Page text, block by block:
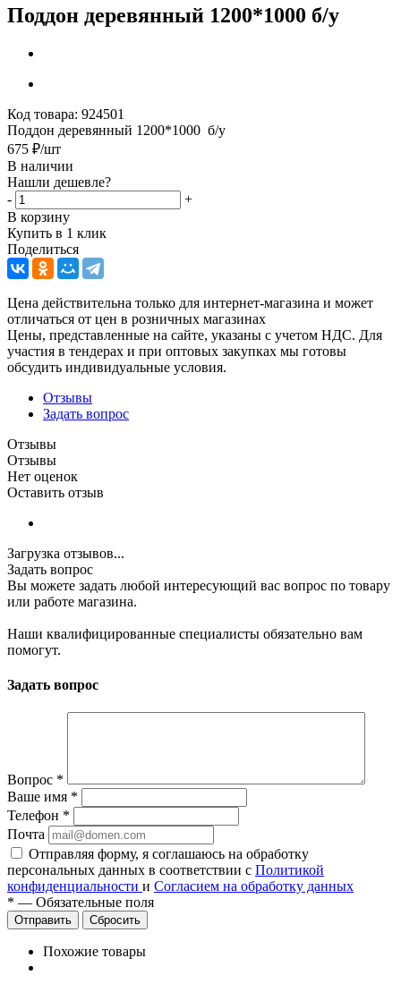
Поддон деревянный 1200*1000 б/у
Код товара: 924501
Поддон деревянный 1200*1000 б/у
675 ₽/шт
В наличии
Нашли дешевле?
-
+
В корзину
Купить в 1 клик
Поделиться
Цена действительна только для интернет-магазина и может
отличаться от цен в розничных магазинах
Цены, представленные на сайте, указаны с учетом НДС. Для
участия в тендерах и при оптовых закупках мы готовы
обсудить индивидуальные условия.
Отзывы
Задать вопрос
Отзывы
Отзывы
Нет оценок
Оставить отзыв
Загрузка отзывов...
Задать вопрос
Вы можете задать любой интересующий вас вопрос по товару
или работе магазина.
Наши квалифицированные специалисты обязательно вам
помогут.
Задать вопрос
Вопрос *
Ваше имя *
Телефон *
Почта
Отправляя форму, я соглашаюсь на обработку
персональных данных в соответствии с Политикой
конфиденциальности и Согласием на обработку данных
* — Обязательные поля
Сбросить
Похожие товары